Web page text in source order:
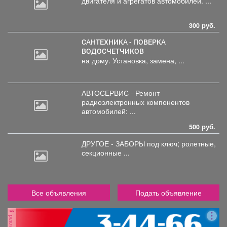
300 руб.
САНТЕХНИКА - ПОВЕРКА
ВОДОСЧЕТЧИКОВ
на дому. Установка, замена, ...
АВТОСЕРВИС - Ремонт
радиоэлектронных компонентов
автомобилей: ...
500 руб.
ДРУГОЕ - ЗАБОРЫ под ключ; ролетные,
секционные ...
Все объявления Подать объявление